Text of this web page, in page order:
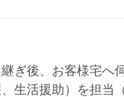
継ぎ後、お客様宅へ
生活援助）を担当